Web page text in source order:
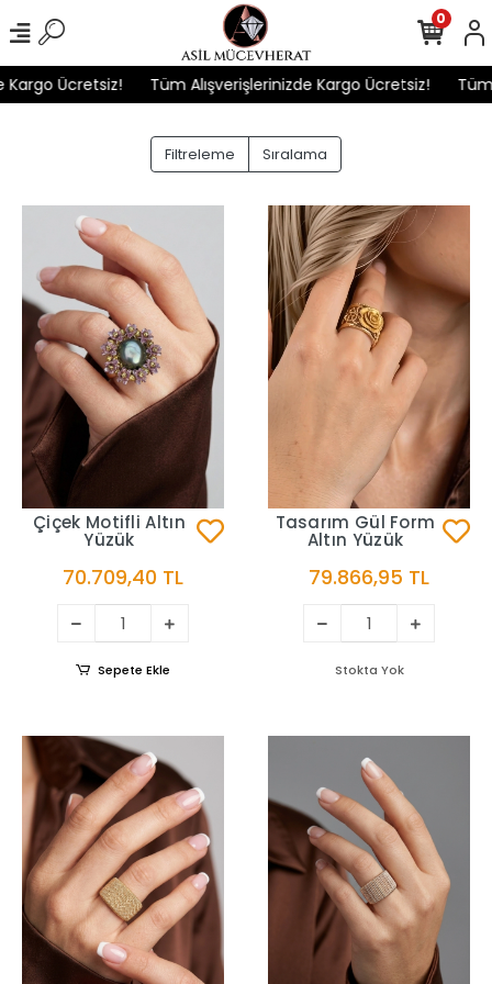
Ücretsiz! Tüm Alışverişlerinizde Kargo Ücretsiz! Tüm
0
Filtreleme Sıralama
Çiçek Motifli Altın
Yüzük
70.709,40 TL
Sepete Ekle
Tasarım Gül Form
Altın Yüzük
79.866,95 TL
Stokta Yok